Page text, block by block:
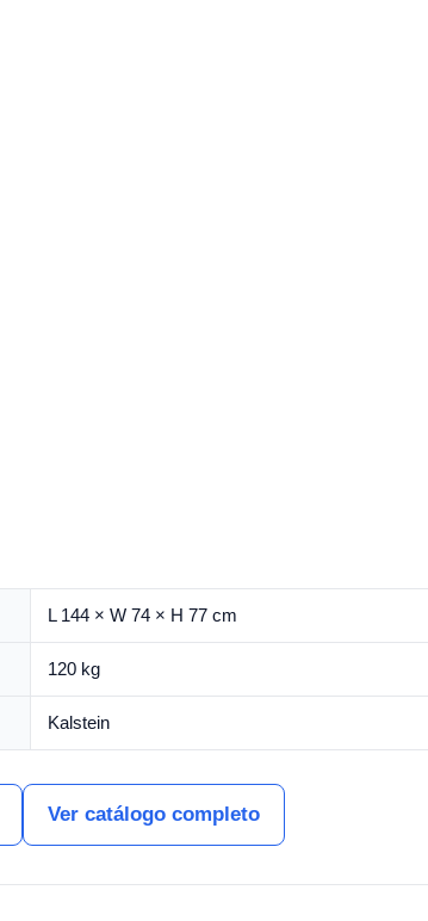
L 144 × W 74 × H 77 cm
120 kg
Kalstein
Ver catálogo completo